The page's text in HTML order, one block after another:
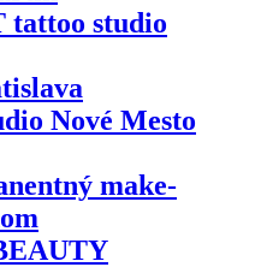
tattoo studio
Nové Mesto
make-